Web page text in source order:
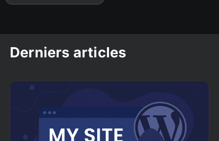
Derniers articles